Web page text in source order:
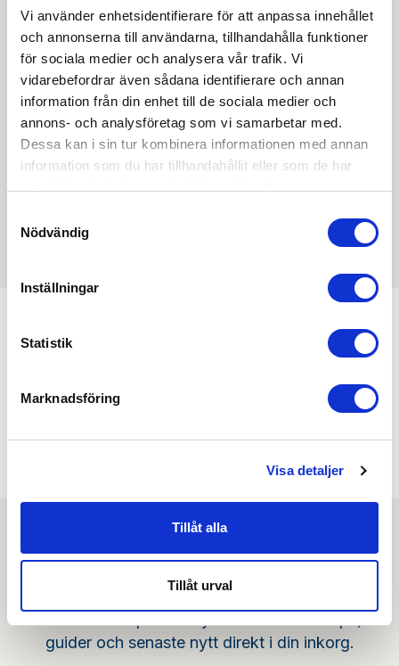
Vi använder enhetsidentifierare för att anpassa innehållet
och annonserna till användarna, tillhandahålla funktioner
för sociala medier och analysera vår trafik. Vi
vidarebefordrar även sådana identifierare och annan
information från din enhet till de sociala medier och
annons- och analysföretag som vi samarbetar med.
Dessa kan i sin tur kombinera informationen med annan
information som du har tillhandahållit eller som de har
Nödvändig
Inställningar
Statistik
Marknadsföring
Visa detaljer
Tillåt alla
Tillåt urval
Skapa konto Logga in
Skapa inloggning, bli företagskund eller logga in för att
beställa, se priser,
produktblad, ritningar, monteringsbeskrivningar samt
övriga dokument.
Det finns ännu ingen film för denna produkt
Kombinera med
Nyhetsbrev
guider och senaste nytt direkt i din inkorg.